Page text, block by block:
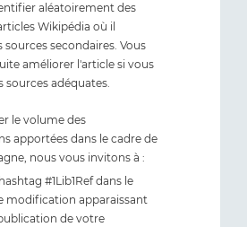
aléatoirement des
Wikipédia où il
sources secondaires. Vous
améliorer l'article si vous
sources adéquates.
le volume des
apportées dans le cadre de
nous vous invitons à :
#1Lib1Ref dans le
modification apparaissant
de votre